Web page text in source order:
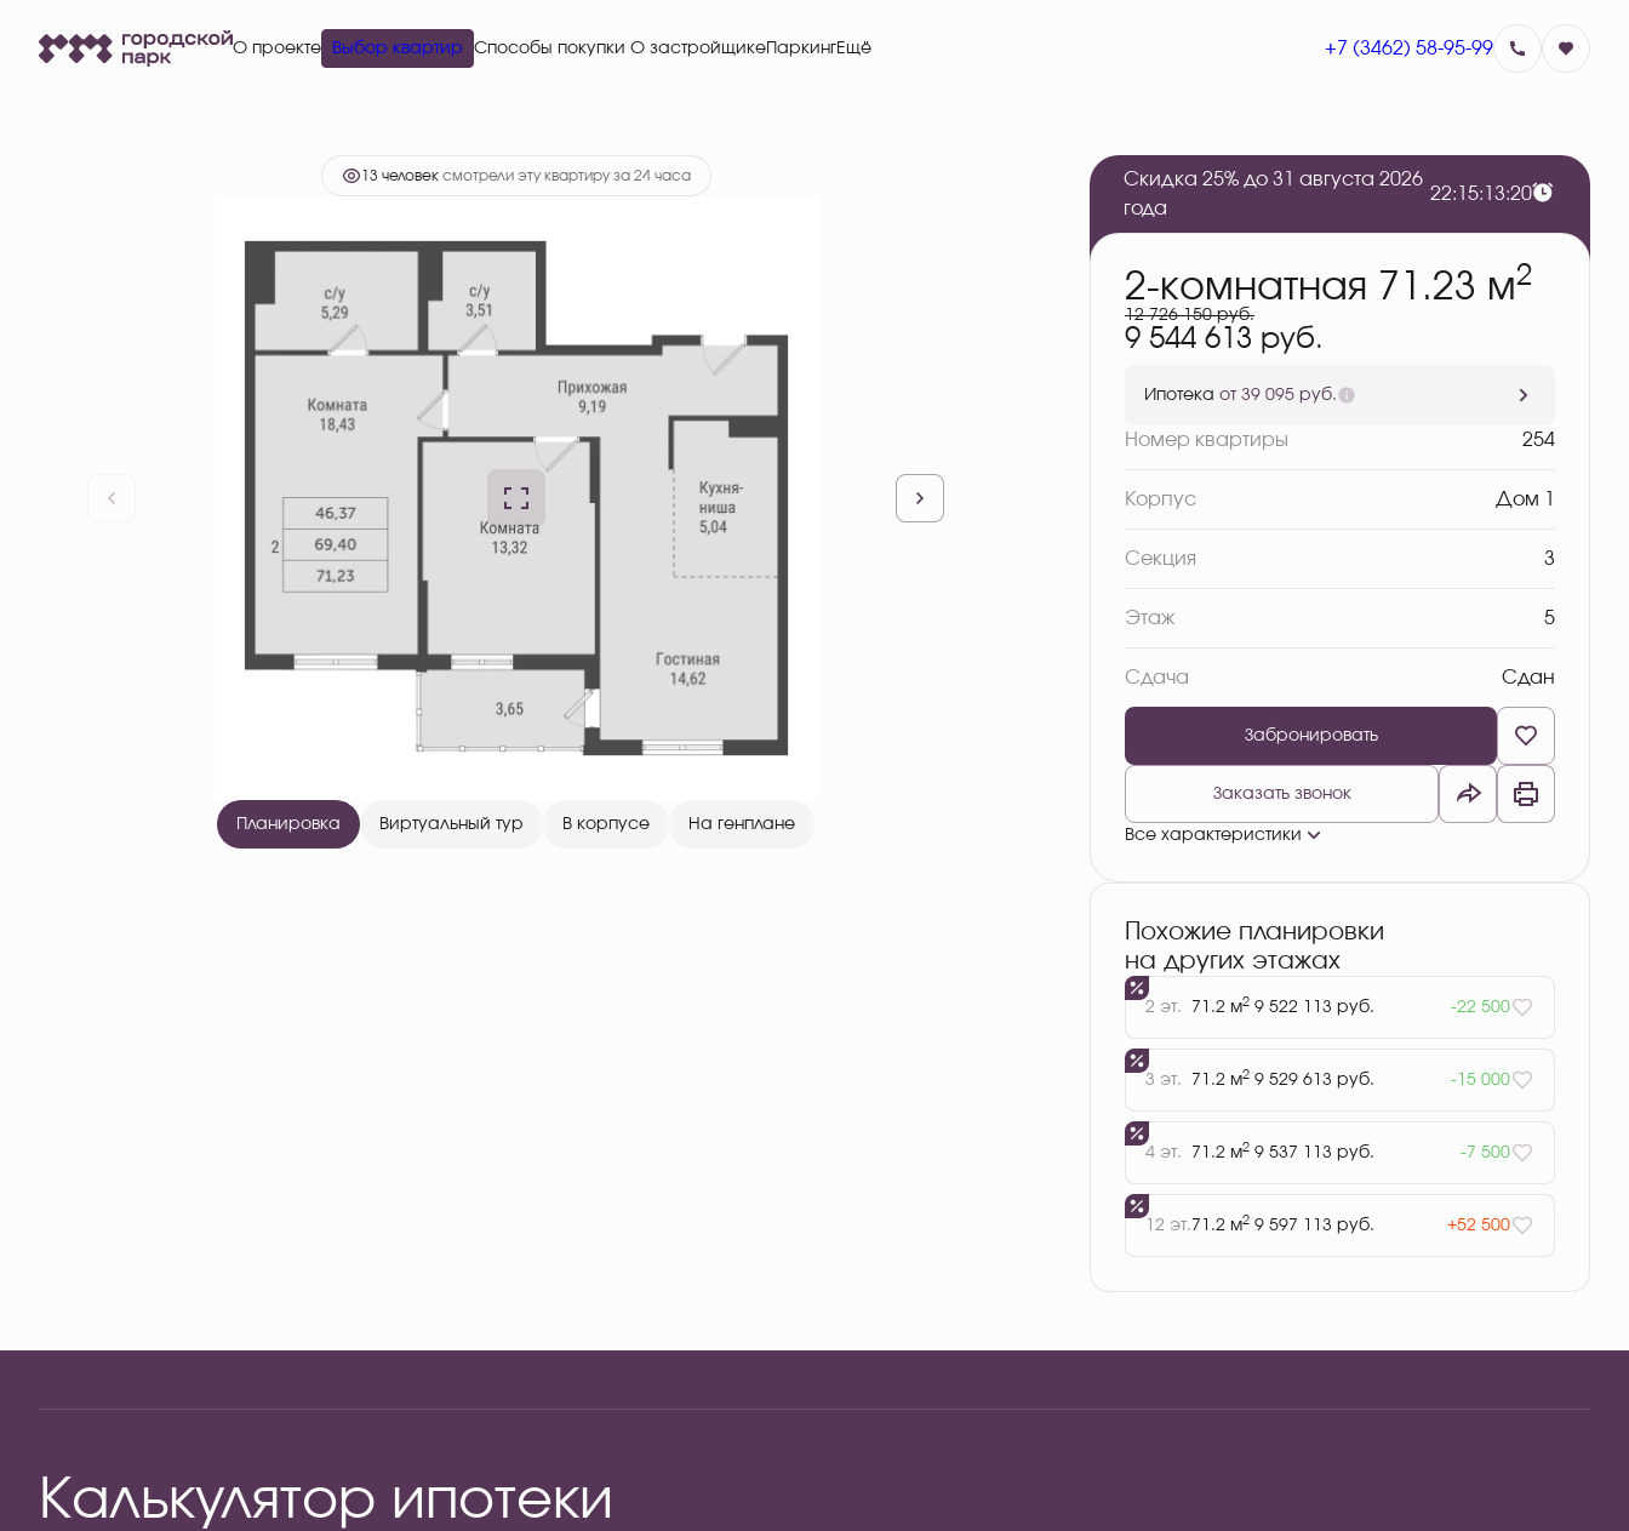
О проекте Выбор квартир О застройщике ПаркингЕщё +7 (3462) 58-95-99
2-комнатная71.23 м2 12 726 150 руб.
9 544 613 руб. Забронировать
13 человек смотрели эту квартиру за 24 часа
Планировка Виртуальный тур В корпусе На генплане
Скидка 25% до 31 августа 2026
года
22: 5: 3:19
2-комнатная 71.23 м2
12 726 150 руб.
9 544 613 руб.
Ипотека от 39 095 руб.
Номер квартиры 254
Корпус Дом 1
Секция 3
Этаж 5
Сдача Сдан
Забронировать
Заказать звонок
Все характеристики
Похожие планировки
на других этажах
2 эт. 71.2 м2 9 522 113 руб. -22 500
3 эт. 71.2 м2 9 529 613 руб. -15 000
4 эт. 71.2 м2 9 537 113 руб. -7 500
12 эт.71.2 м2 9 597 113 руб. +52 500
Калькулятор ипотеки